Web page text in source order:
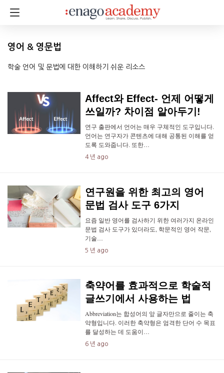
영어 & 영문법
학술 언어 및 문법에 대한 이해하기 쉬운 리소스
Affect와 Effect- 언제 어떻게
쓰일까? 차이점 알아두기!
연구 출판에서 언어는 매우 구체적인 도구입니다.
언어는 연구자가 콘텐츠에 대해 공통된 이해를 얻
도록 도와줍니다. 또한…
4 년 ago
연구원을 위한 최고의 영어
문법 검사 도구 6가지
요즘 일반 영어를 검사하기 위한 여러가지 온라인
문법 검사 도구가 있더라도, 학문적인 영어 작문,
기술…
5 년 ago
축약어를 효과적으로 학술적
글쓰기에서 사용하는 법
Abbreviation는 합성어의 앞 글자만으로 줄이는 축
약형입니다. 이러한 축약형은 엄격한 단어 수 목표
를 달성하는 데 도움이…
6 년 ago